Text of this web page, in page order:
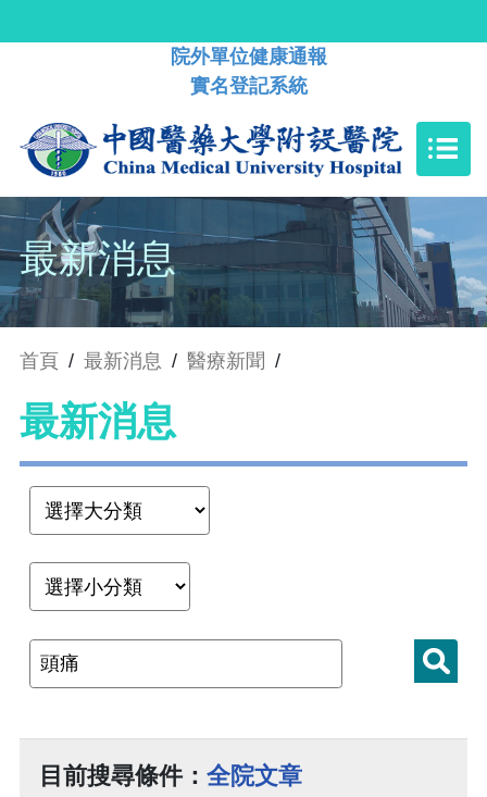
院外單位健康通報
實名登記系統
最新消息
首頁 / 最新消息 / 醫療新聞 /
最新消息
目前搜尋條件： 全院文章